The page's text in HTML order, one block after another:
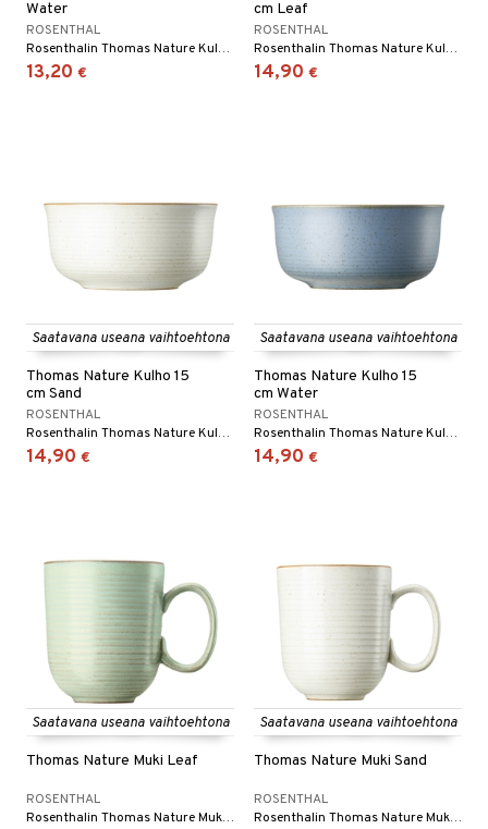
Water
ROSENTHAL
Rosenthalin Thomas Nature Kulho 13 cm on kivikeraaminen kulho, jossa on ympyränmuotoinen kuvio kirjavin värein, ja sitä on saatavana useissa eri väreissä.
13,20 €
cm Leaf
ROSENTHAL
Rosenthalin Thomas Nature Kulho 15 cm on kivikeraaminen kulho, jossa on ympyränmuotoinen kuvio kirjavin värein, ja sitä on saatavana useissa eri väreissä.
14,90 €
Saatavana useana vaihtoehtona
Thomas Nature Kulho 15
cm Sand
ROSENTHAL
Rosenthalin Thomas Nature Kulho 15 cm on kivikeraaminen kulho, jossa on ympyränmuotoinen kuvio kirjavin värein, ja sitä on saatavana useissa eri väreissä.
14,90 €
Saatavana useana vaihtoehtona
Thomas Nature Kulho 15
cm Water
ROSENTHAL
Rosenthalin Thomas Nature Kulho 15 cm on kivikeraaminen kulho, jossa on ympyränmuotoinen kuvio kirjavin värein, ja sitä on saatavana useissa eri väreissä.
14,90 €
Saatavana useana vaihtoehtona
Thomas Nature Muki Leaf
ROSENTHAL
Rosenthalin Thomas Nature Muki 15 cm on kivikeraaminen muki, jossa on ympyränmuotoinen kuvio kirjavin värein, ja sitä on saatavana useissa eri väreissä.
Saatavana useana vaihtoehtona
Thomas Nature Muki Sand
ROSENTHAL
Rosenthalin Thomas Nature Muki 15 cm on kivikeraaminen muki, jossa on ympyränmuotoinen kuvio kirjavin värein, ja sitä on saatavana useissa eri väreissä.